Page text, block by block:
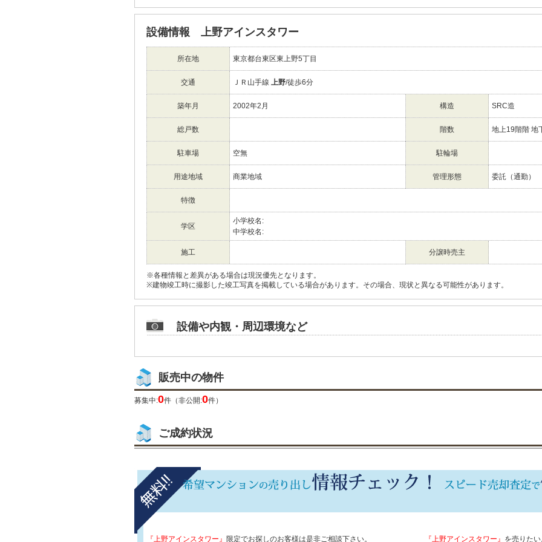
設備情報 上野アインスタワー
所在地 東京都台東区東上野5丁目
交通 ＪＲ山手線 上野/徒歩6分
築年月 2002年2月 構造 SRC造
総戸数 階数 地上19階階 地
駐車場 空無 駐輪場
用途地域 商業地域 管理形態 委託（通勤）
特徴
学区
小学校名:
中学校名:
施工 分譲時売主
※各種情報と差異がある場合は現況優先となります。
※建物竣工時に撮影した竣工写真を掲載している場合があります。その場合、現状と異なる可能性があります。
設備や内観・周辺環境など
販売中の物件
募集中:0件（非公開:0件）
ご成約状況
『上野アインスタワー』 限定でお探しのお客様は是非ご相談下さい。 『上野アインスタワー』 を売りた